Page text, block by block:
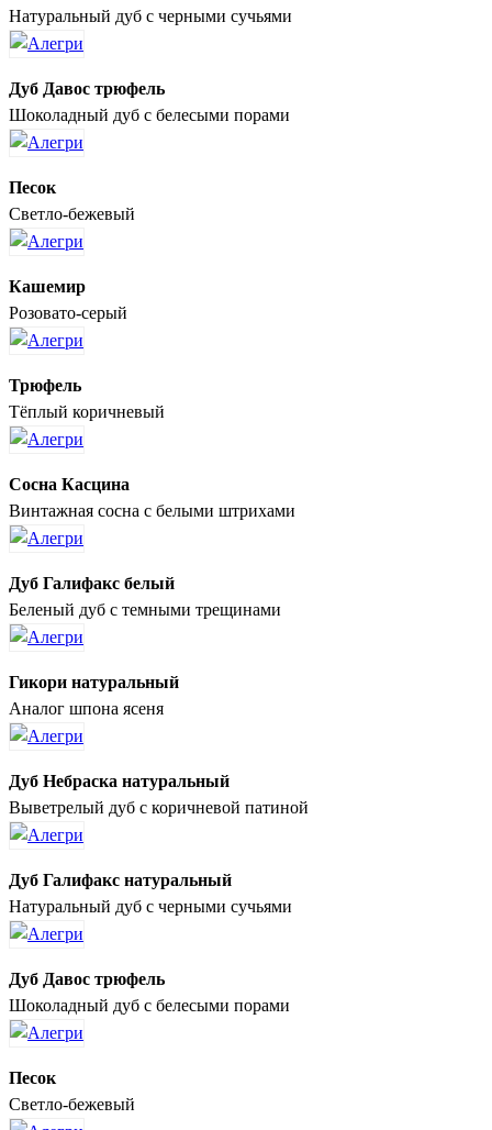
Натуральный дуб с черными сучьями
Дуб Давос трюфель
Шоколадный дуб с белесыми порами
Песок
Светло-бежевый
Кашемир
Розовато-серый
Трюфель
Тёплый коричневый
Сосна Касцина
Винтажная сосна с белыми штрихами
Дуб Галифакс белый
Беленый дуб с темными трещинами
Гикори натуральный
Аналог шпона ясеня
Дуб Небраска натуральный
Выветрелый дуб с коричневой патиной
Дуб Галифакс натуральный
Натуральный дуб с черными сучьями
Дуб Давос трюфель
Шоколадный дуб с белесыми порами
Песок
Светло-бежевый